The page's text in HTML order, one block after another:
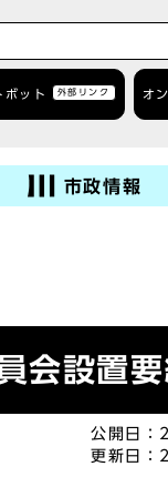
ボット 外部リンク オ
市政情報
会設置要
公開日：
更新日：